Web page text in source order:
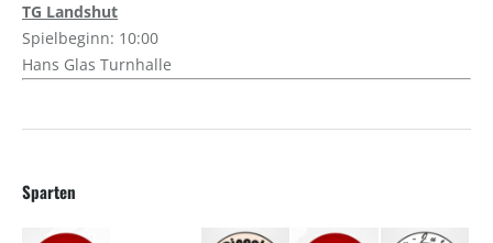
TG Landshut
Spielbeginn: 10:00
Hans Glas Turnhalle
Sparten